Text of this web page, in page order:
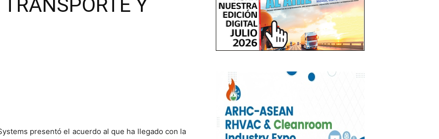
Y
presentó el acuerdo al que ha llegado con la